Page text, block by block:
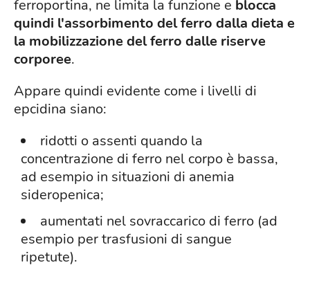
ferroportina, ne limita la funzione e blocca
quindi l'assorbimento del ferro dalla dieta e
la mobilizzazione del ferro dalle riserve
corporee.
Appare quindi evidente come i livelli di
epcidina siano:
ridotti o assenti quando la
concentrazione di ferro nel corpo è bassa,
ad esempio in situazioni di anemia
sideropenica;
aumentati nel sovraccarico di ferro (ad
esempio per trasfusioni di sangue
ripetute).